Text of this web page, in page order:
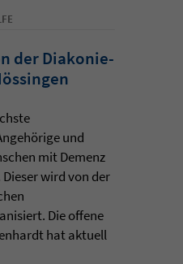
der Diakonie-
und
mit Demenz
wird von der
Die offene
hat aktuell